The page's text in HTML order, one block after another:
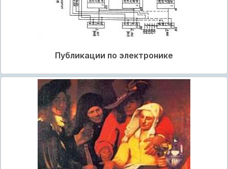
Публикации по электронике